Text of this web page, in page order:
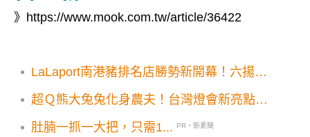
》 https://www.mook.com.tw/article/36422
LaLaport南港豬排名店勝勢新開幕！六揚勝
超Ｑ熊大兔兔化身農夫！台灣燈會新亮點曝
肚腩一抓一大把，只需1...
PR・新素簡